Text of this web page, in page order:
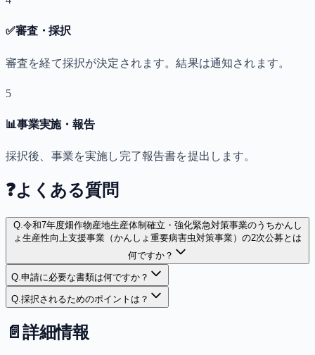
✅審査・採択
審査を経て採択が決定されます。結果は通知されます。
5
📊事業実施・報告
採択後、事業を実施し完了報告書を提出します。
❓よくある質問
Q.令和7年度畑作物産地生産体制確立・強化緊急対策事業のうちかんし
ょ生産性向上支援事業（かんしょ重要病害虫対策事業）の2次公募とは
何ですか？
Q.申請に必要な書類は何ですか？
Q.採択されるためのポイントは？
📄 詳細情報